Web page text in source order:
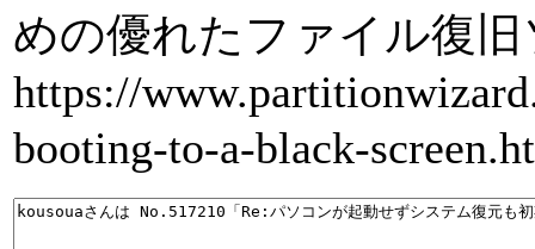
めの優れたファイル復
https://
booting-to-a-black-